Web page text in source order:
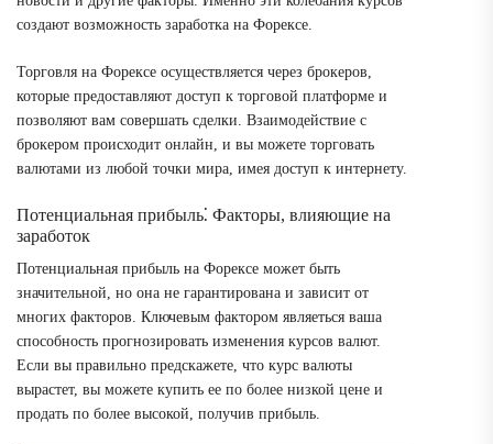
создают возможность заработка на Форексе.
Торговля на Форексе осуществляется через брокеров,
которые предоставляют доступ к торговой платформе и
позволяют вам совершать сделки. Взаимодействие с
брокером происходит онлайн, и вы можете торговать
валютами из любой точки мира, имея доступ к интернету.
Потенциальная прибыль⁚ Факторы, влияющие на
заработок
Потенциальная прибыль на Форексе может быть
значительной, но она не гарантирована и зависит от
многих факторов. Ключевым фактором являеться ваша
способность прогнозировать изменения курсов валют.
Если вы правильно предскажете, что курс валюты
вырастет, вы можете купить ее по более низкой цене и
продать по более высокой, получив прибыль.